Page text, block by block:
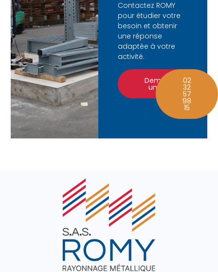
Contactez ROMY
pour étudier votre
besoin et obtenir
une réponse
adaptée à votre
activité.
Demander
un devis
02
32
57
98
15